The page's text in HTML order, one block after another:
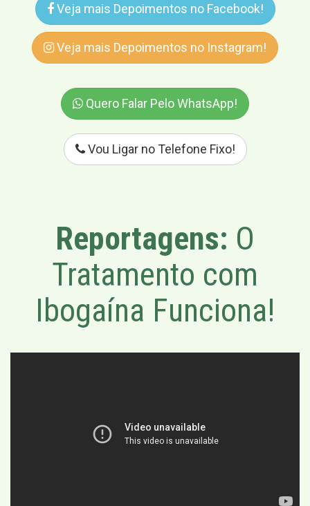
Veja mais Depoimentos no Facebook!
Veja mais Depoimentos no Instagram!
Quero Falar Pelo WhatsApp!
Vou Ligar no Telefone Fixo!
Reportagens: O
Tratamento com
Ibogaína Funciona!